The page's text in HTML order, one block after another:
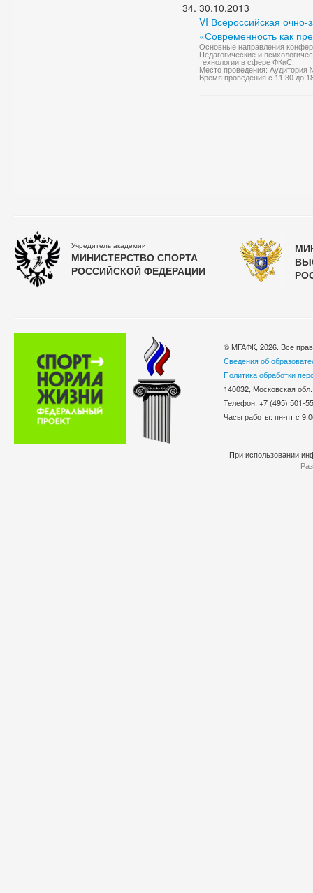
30.10.2013
VI Всероссийская
«Современность как
Основные направления
Педагогические и
технологии в сфере ФКиС.
Место проведения:
Время проведения с 11:30 до
Учредитель академии
МИНИСТЕРСТВО СПОРТА
РОССИЙСКОЙ ФЕДЕРАЦИИ
© МГАФК, 2026. Все
Сведения об
Политика обработки
140032, Московская
Телефон: +7 (495)
Часы работы: пн-пт с
При использовании